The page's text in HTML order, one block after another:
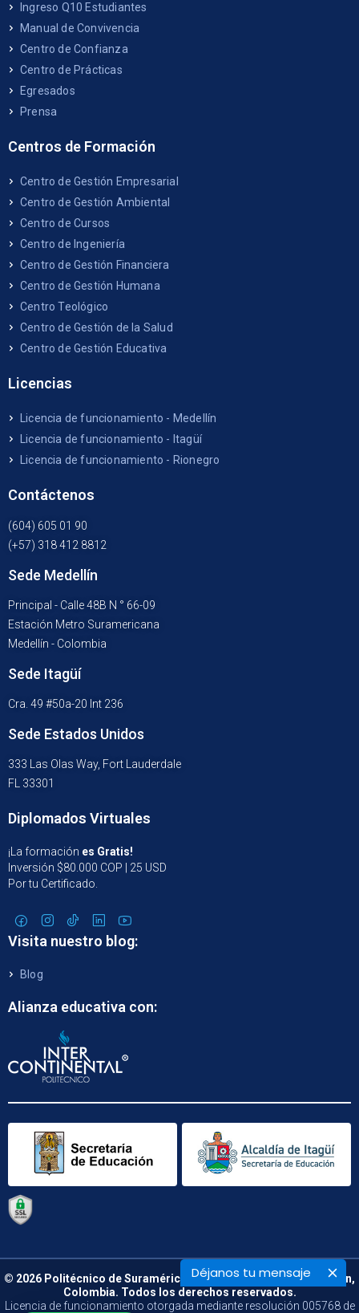
Déjanos tu mensaje
Ingreso Q10 Estudiantes
Manual de Convivencia
Centro de Confianza
Centro de Prácticas
Egresados
Prensa
Centros de Formación
Centro de Gestión Empresarial
Centro de Gestión Ambiental
Centro de Cursos
Centro de Ingeniería
Centro de Gestión Financiera
Centro de Gestión Humana
Centro Teológico
Centro de Gestión de la Salud
Centro de Gestión Educativa
Licencias
Licencia de funcionamiento - Medellín
Licencia de funcionamiento - Itagüí
Licencia de funcionamiento - Rionegro
Contáctenos
(604) 605 01 90
(+57) 318 412 8812
Sede Medellín
Principal - Calle 48B N ° 66-09
Estación Metro Suramericana
Medellín - Colombia
Sede Itagüí
Cra. 49 #50a-20 Int 236
Sede Estados Unidos
333 Las Olas Way, Fort Lauderdale
FL 33301
Diplomados Virtuales
¡La formación es Gratis!
Inversión $80.000 COP | 25 USD
Por tu Certificado.
Visita nuestro blog:
Blog
Alianza educativa con:
© 2026 Politécnico de Suramérica. Calle 48 B N° 66 – 09. Medellín,
Colombia. Todos los derechos reservados.
Licencia de funcionamiento otorgada mediante resolución 005768 de